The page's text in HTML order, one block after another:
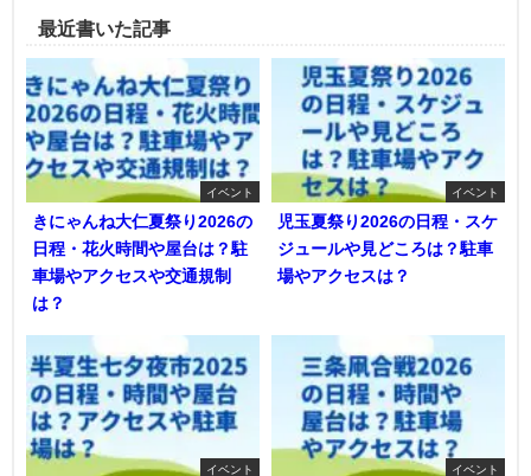
最近書いた記事
イベント
きにゃんね大仁夏祭り2026の
日程・花火時間や屋台は？駐
車場やアクセスや交通規制
は？
イベント
児玉夏祭り2026の日程・スケ
ジュールや見どころは？駐車
場やアクセスは？
イベント イベント